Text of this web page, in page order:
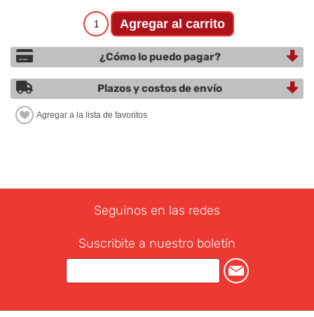
¿Cómo lo puedo pagar?
Plazos y costos de envío
Seguinos en las redes
Suscribite a nuestro boletín